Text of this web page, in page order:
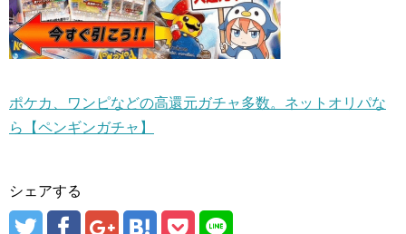
ポケカ、ワンピなどの高還元ガチャ多数。ネットオリパな
ら【ペンギンガチャ】
シェアする